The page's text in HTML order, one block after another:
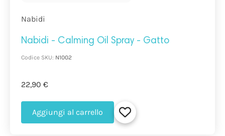
Nabidi
Nabidi - Calming Oil Spray - Gatto
Codice SKU: N1002
22,90 €
Aggiungi al carrello